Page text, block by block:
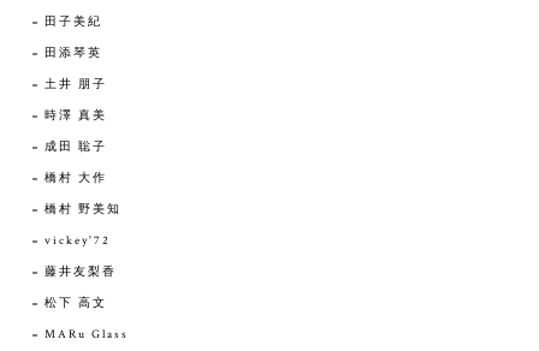
田子美紀
田添琴英
土井 朋子
時澤 真美
成田 聡子
橋村 大作
橋村 野美知
vickey'72
藤井友梨香
松下 高文
MARu Glass